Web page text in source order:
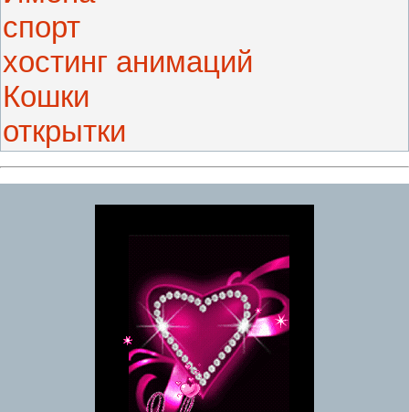
спорт
хостинг анимаций
Кошки
открытки